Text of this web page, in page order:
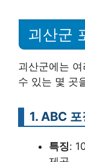
괴산군
괴산군에는
수 있는 몇 곳
1. ABC
특징: